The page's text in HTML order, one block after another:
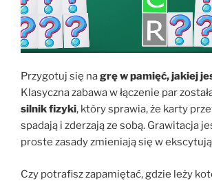
Przygotuj się nagrę w pamięć, jakiej
Klasyczna zabawa w łączenie par
silnik fizyki, który sprawia, że karty
spadają i zderzają ze sobą. Grawitacja
proste zasady zmieniają się w
Czy potrafisz zapamiętać, gdzie leży